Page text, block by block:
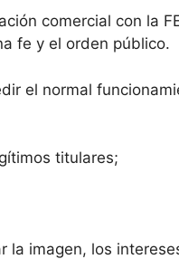
comercial con la
fe y el orden público.
el normal
titulares;
la imagen, los